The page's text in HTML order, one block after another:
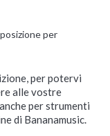
per
per potervi
alle vostre
per strumenti
di Bananamusic.